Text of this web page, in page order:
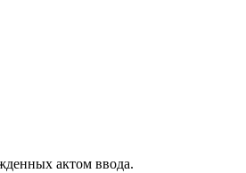
актом ввода.